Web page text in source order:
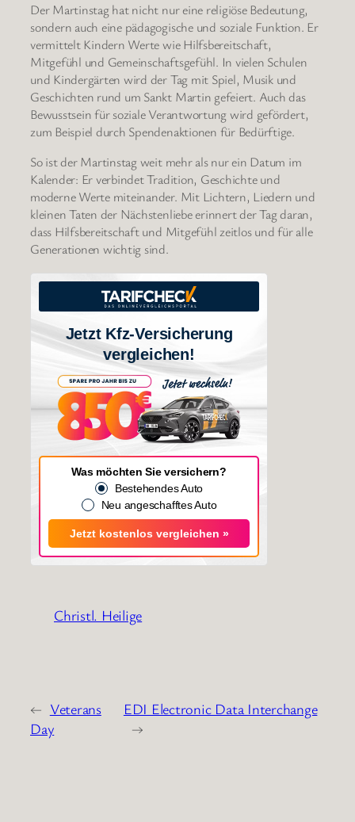
Der Martinstag hat nicht nur eine religiöse Bedeutung,
sondern auch eine pädagogische und soziale Funktion. Er
vermittelt Kindern Werte wie Hilfsbereitschaft,
Mitgefühl und Gemeinschaftsgefühl. In vielen Schulen
und Kindergärten wird der Tag mit Spiel, Musik und
Geschichten rund um Sankt Martin gefeiert. Auch das
Bewusstsein für soziale Verantwortung wird gefördert,
zum Beispiel durch Spendenaktionen für Bedürftige.
So ist der Martinstag weit mehr als nur ein Datum im
Kalender: Er verbindet Tradition, Geschichte und
moderne Werte miteinander. Mit Lichtern, Liedern und
kleinen Taten der Nächstenliebe erinnert der Tag daran,
dass Hilfsbereitschaft und Mitgefühl zeitlos und für alle
Generationen wichtig sind.
Jetzt Kfz-Versicherung
vergleichen!
Was möchten Sie versichern?
Bestehendes Auto
Neu angeschafftes Auto
Jetzt kostenlos vergleichen »
Christl. Heilige
← Veterans
Day
EDI Electronic Data Interchange
→